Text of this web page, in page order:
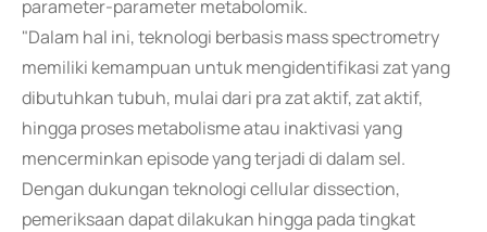
parameter-parameter metabolomik.
"Dalam hal ini, teknologi berbasis mass spectrometry
memiliki kemampuan untuk mengidentifikasi zat yang
dibutuhkan tubuh, mulai dari pra zat aktif, zat aktif,
hingga proses metabolisme atau inaktivasi yang
mencerminkan episode yang terjadi di dalam sel.
Dengan dukungan teknologi cellular dissection,
pemeriksaan dapat dilakukan hingga pada tingkat